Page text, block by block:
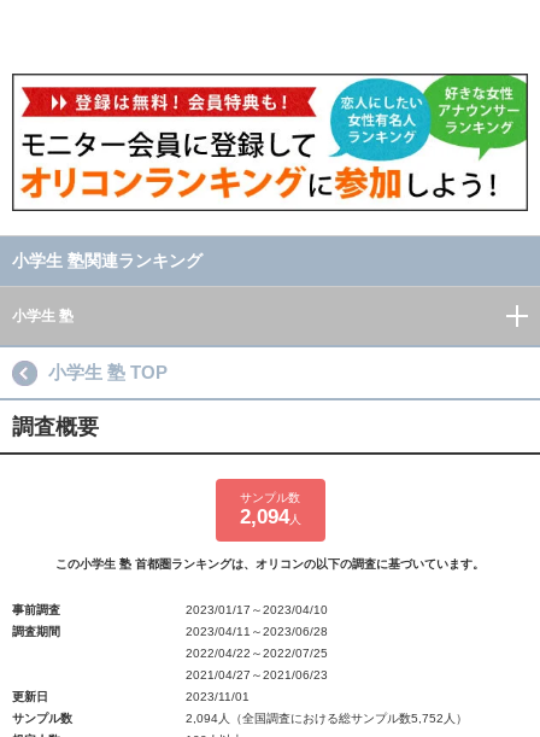
小学生 塾関連ランキング
小学生 塾
小学生 塾 TOP
調査概要
サンプル数
2,094人
この小学生 塾 首都圏ランキングは、オリコンの以下の調査に基づいています。
事前調査
2023/01/17～2023/04/10
調査期間
2023/04/11～2023/06/28
2022/04/22～2022/07/25
2021/04/27～2021/06/23
更新日
2023/11/01
サンプル数
2,094人（全国調査における総サンプル数5,752人）